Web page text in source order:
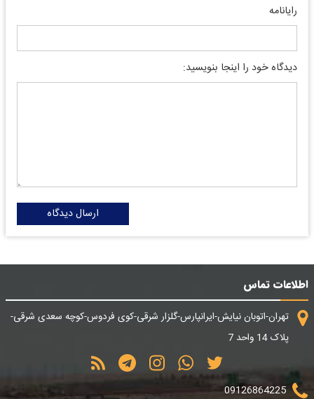
رایانامه
دیدگاه خود را اینجا بنویسید:
ارسال دیدگاه
اطلاعات تماس
تهران-اتوبان نیایش-ایرانپارس-گلزار شرقی-کوی فردوس-کوچه سعدی شرقی-
پلاک 14 واحد 7
09126864225